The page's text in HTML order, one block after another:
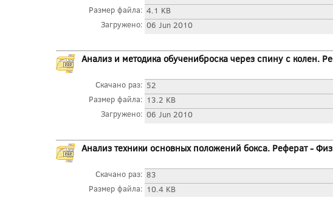
Размер файла: 4.1 KB
Загружено: 06 Jun 2010
Анализ и методика обучениброска через спину с колен.
Скачано раз: 52
Размер файла: 13.2 KB
Загружено: 06 Jun 2010
Анализ техники основных положений бокса. Реферат -
Скачано раз: 83
Размер файла: 10.4 KB